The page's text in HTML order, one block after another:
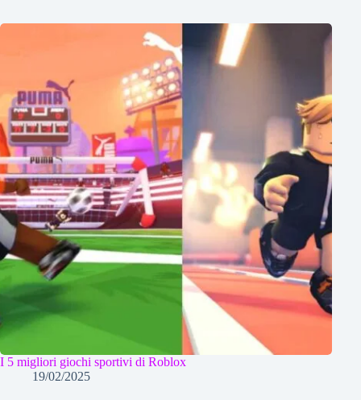
I 5 migliori giochi sportivi di Roblox
19/02/2025